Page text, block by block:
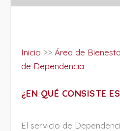
Inicio >> Área de
de Dependencia
¿EN QUÉ CONSISTE
El servicio de